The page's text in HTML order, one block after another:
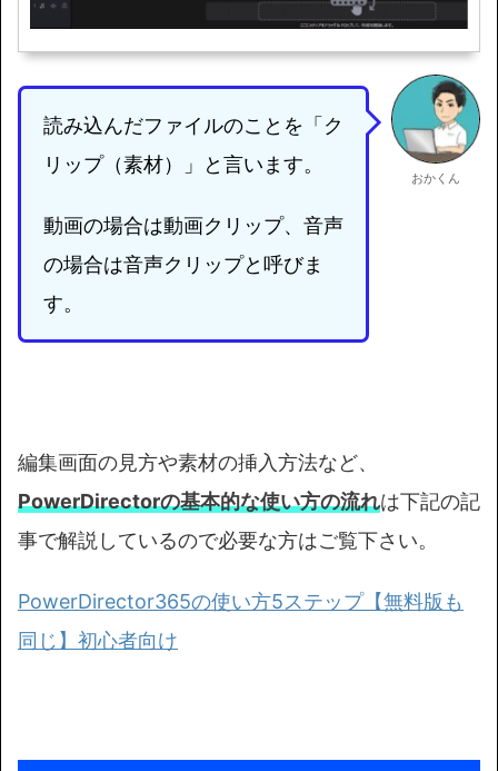
読み込んだファイルのことを「ク
リップ（素材）」と言います。
動画の場合は動画クリップ、音声
の場合は音声クリップと呼びま
す。
おかくん
編集画面の見方や素材の挿入方法など、
PowerDirectorの基本的な使い方の流れは下記の記
事で解説しているので必要な方はご覧下さい。
PowerDirector365の使い方5ステップ【無料版も
同じ】初心者向け